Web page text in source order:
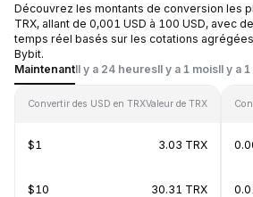
Découvrez les montants de conversion les
TRX, allant de 0,001 USD à 100 USD, avec
temps réel basés sur les cotations
Bybit.
MaintenantIl y a 24 heuresIl y a 1 moisIl y a 1
Convertir des USD en TRXValeur de TRX
$1 3.03 TRX
$10 30.31 TRX